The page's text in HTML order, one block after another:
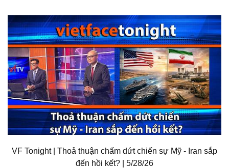
VF Tonight | Thoả thuận chấm dứt chiến sự Mỹ - Iran sắp
đến hồi kết? | 5/28/26